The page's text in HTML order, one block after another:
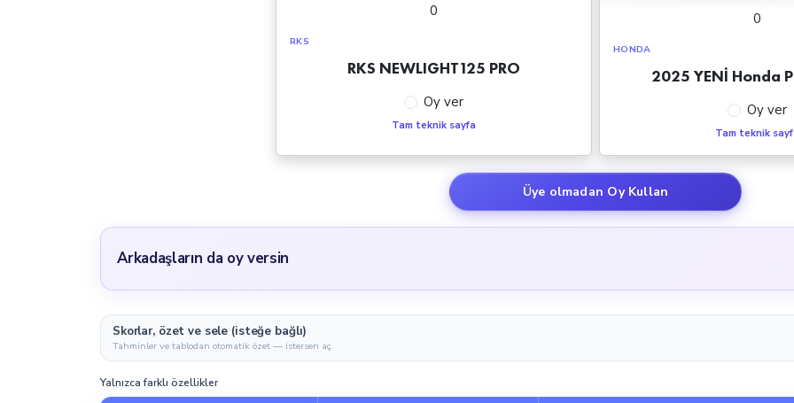
0
RKS
RKS NEWLIGHT125 PRO
Oy ver
Tam teknik sayfa
0
HONDA
2025 YENİ Honda
Oy ver
Tam teknik
Üye olmadan Oy Kullan
Arkadaşların da oy versin
Skorlar, özet ve sele (isteğe bağlı)
Tahminler ve tablodan otomatik özet — istersen aç.
Yalnızca farklı özellikler